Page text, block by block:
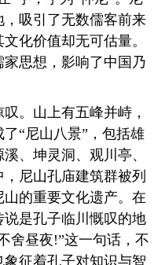
吸引了无数儒客前来
化价值却无可估量。
思想，影响了中国乃
。山上有五峰并峙，
“尼山八景”，包括雄
、坤灵洞、观川亭、
尼山孔庙建筑群被列
的重要文化遗产。在
是孔子临川慨叹的地
舍昼夜!”这一句话，不
征着孔子对知识与智